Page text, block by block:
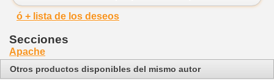
ó + lista de los deseos
Secciones
Apache
Otros productos disponibles del mismo autor